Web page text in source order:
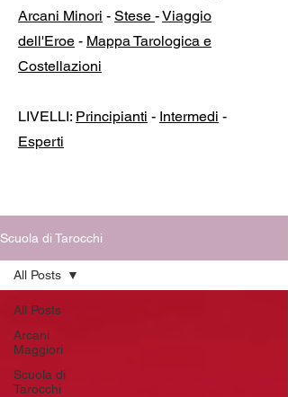
Arcani Minori - Stese -Viaggio
dell'Eroe - Mappa Tarologica e
Costellazioni
LIVELLI: Principianti - Intermedi -
Esperti
Scuola di Tarocchi
All Posts
Arcani
Maggiori
Scuola di
Tarocchi
All Posts